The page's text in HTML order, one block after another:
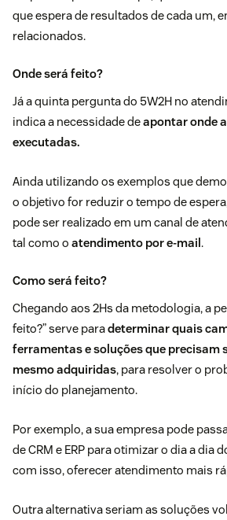
que espera de resultados de cada um,
relacionados.
Onde será feito?
Já a quinta pergunta do 5W2H no
indica a necessidade deapontar onde
executadas.
Ainda utilizando os exemplos que
o objetivo for reduzir o tempo de
pode ser realizado em um canal de
tal como o atendimento por e-mail .
Como será feito?
Chegando aos 2Hs da metodologia, a
feito?” serve paradeterminar quais
ferramentas e soluções que precisam
mesmo adquiridas, para resolver o
início do planejamento.
Por exemplo, a sua empresa pode
de CRM e ERP para otimizar o dia a dia
com isso, oferecer atendimento mais
Outra alternativa seriam as soluções